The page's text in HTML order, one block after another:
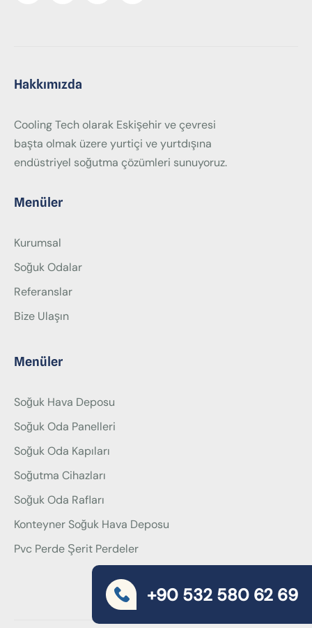
Hakkımızda
Cooling Tech olarak Eskişehir ve çevresi
başta olmak üzere yurtiçi ve yurtdışına
endüstriyel soğutma çözümleri sunuyoruz.
Menüler
Kurumsal
Soğuk Odalar
Referanslar
Bize Ulaşın
Menüler
Soğuk Hava Deposu
Soğuk Oda Panelleri
Soğuk Oda Kapıları
Soğutma Cihazları
Soğuk Oda Rafları
Konteyner Soğuk Hava Deposu
Pvc Perde Şerit Perdeler
+90 532 580 62 69